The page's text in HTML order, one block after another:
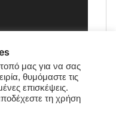
μας για να σας
θυμόμαστε τις
επισκέψεις.
τη χρήση